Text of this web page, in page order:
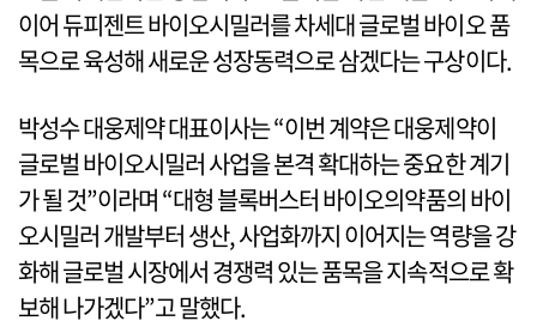
이어 듀피젠트 바이오시밀러를 차세대 글로벌 바이오 품
목으로 육성해 새로운 성장동력으로 삼겠다는 구상이다.
박성수 대웅제약 대표이사는 “이번 계약은 대웅제약이
글로벌 바이오시밀러 사업을 본격 확대하는 중요한 계기
가 될 것”이라며 “대형 블록버스터 바이오의약품의 바이
오시밀러 개발부터 생산, 사업화까지 이어지는 역량을 강
화해 글로벌 시장에서 경쟁력 있는 품목을 지속적으로 확
보해 나가겠다”고 말했다.